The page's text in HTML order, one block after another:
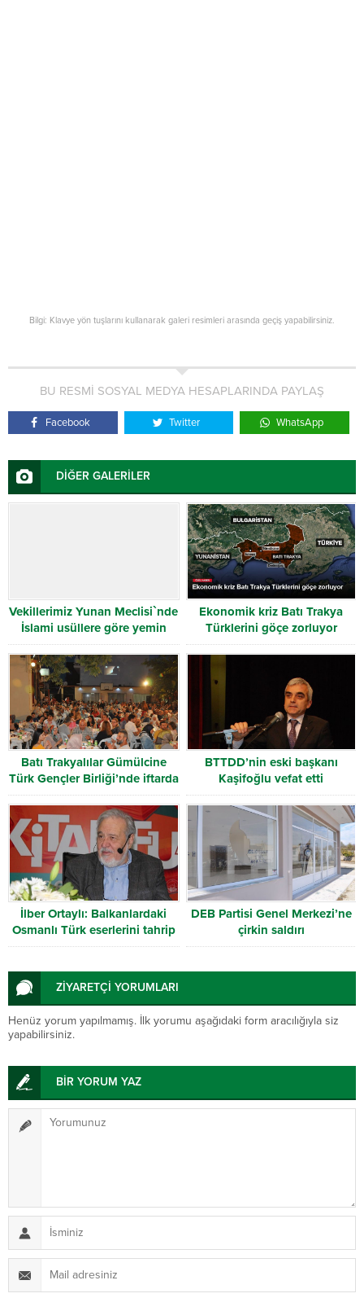
Bilgi: Klavye yön tuşlarını kullanarak galeri resimleri arasında geçiş yapabilirsiniz.
BU RESMİ SOSYAL MEDYA HESAPLARINDA PAYLAŞ
Facebook Twitter WhatsApp
DİĞER GALERİLER
Vekillerimiz Yunan Meclisi`nde
İslami usüllere göre yemin
ederek görevlerine başladılar
Ekonomik kriz Batı Trakya
Türklerini göçe zorluyor
Batı Trakyalılar Gümülcine
Türk Gençler Birliği’nde iftarda
buluştu
BTTDD’nin eski başkanı
Kaşifoğlu vefat etti
İlber Ortaylı: Balkanlardaki
Osmanlı Türk eserlerini tahrip
ediyorlar
DEB Partisi Genel Merkezi’ne
çirkin saldırı
ZİYARETÇİ YORUMLARI
Henüz yorum yapılmamış. İlk yorumu aşağıdaki form aracılığıyla siz
yapabilirsiniz.
BİR YORUM YAZ